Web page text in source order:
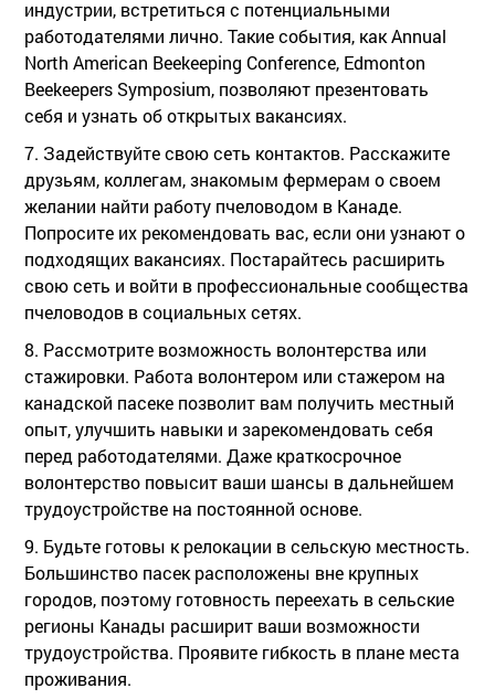
индустрии, встретиться с потенциальными
работодателями лично. Такие события, как Annual
North American Beekeeping Conference, Edmonton
Beekeepers Symposium, позволяют презентовать
себя и узнать об открытых вакансиях.
7. Задействуйте свою сеть контактов. Расскажите
друзьям, коллегам, знакомым фермерам о своем
желании найти работу пчеловодом в Канаде.
Попросите их рекомендовать вас, если они узнают о
подходящих вакансиях. Постарайтесь расширить
свою сеть и войти в профессиональные сообщества
пчеловодов в социальных сетях.
8. Рассмотрите возможность волонтерства или
стажировки. Работа волонтером или стажером на
канадской пасеке позволит вам получить местный
опыт, улучшить навыки и зарекомендовать себя
перед работодателями. Даже краткосрочное
волонтерство повысит ваши шансы в дальнейшем
трудоустройстве на постоянной основе.
9. Будьте готовы к релокации в сельскую местность.
Большинство пасек расположены вне крупных
городов, поэтому готовность переехать в сельские
регионы Канады расширит ваши возможности
трудоустройства. Проявите гибкость в плане места
проживания.